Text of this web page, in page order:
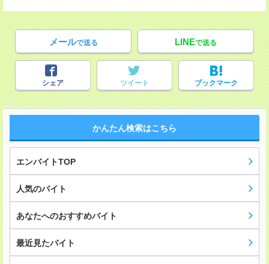
メールで送る LINEで送る
シェア ツイート ブックマーク
かんたん検索はこちら
エンバイトTOP
人気のバイト
あなたへのおすすめバイト
最近見たバイト